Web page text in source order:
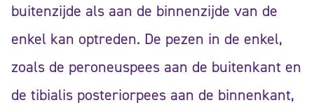
buitenzijde als aan de binnenzijde van de
enkel kan optreden. De pezen in de enkel,
zoals de peroneuspees aan de buitenkant en
de tibialis posteriorpees aan de binnenkant,